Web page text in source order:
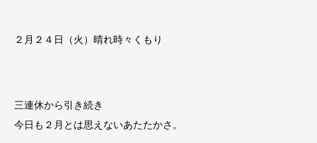
２月２４日（火）晴れ時々くもり
三連休から引き続き
今日も２月とは思えないあたたかさ。